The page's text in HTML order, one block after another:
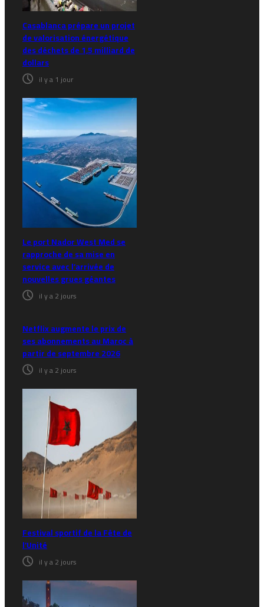
Casablanca prépare un projet
de valorisation énergétique
des déchets de 1,5 milliard de
dollars
il y a 1 jour
Le port Nador West Med se
rapproche de sa mise en
service avec l’arrivée de
nouvelles grues géantes
il y a 2 jours
Netflix augmente le prix de
ses abonnements au Maroc à
partir de septembre 2026
il y a 2 jours
Festival sportif de la Fête de
l’Unité
il y a 2 jours